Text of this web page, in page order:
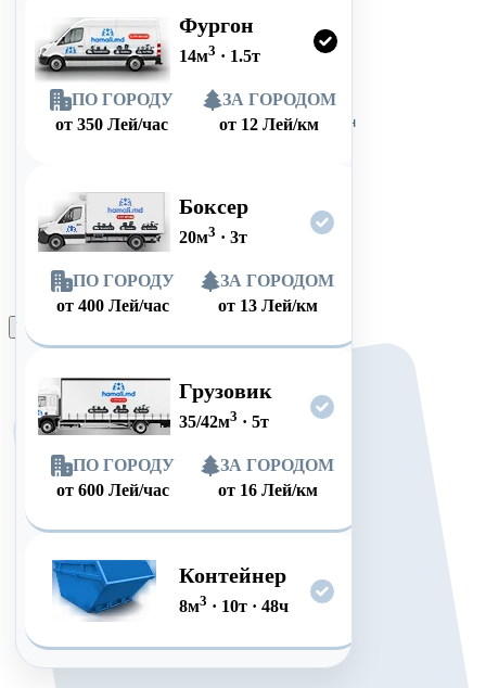
Фургон
14м3 · 1.5т
ПО ГОРОДУ
от 350 Лей/час
ЗА ГОРОДОМ
от 12 Лей/км
Боксер
20м3 · 3т
ПО ГОРОДУ
от 400 Лей/час
ЗА ГОРОДОМ
от 13 Лей/км
Грузовик
35/42м3 · 5т
ПО ГОРОДУ
от 600 Лей/час
ЗА ГОРОДОМ
от 16 Лей/км
Контейнер
8м3 · 10т· 48ч
Оформить заказ